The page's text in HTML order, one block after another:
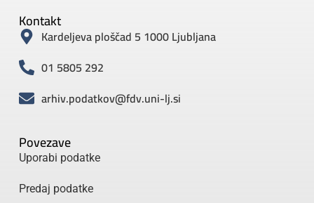
Povezave
Uporabi podatke
Predaj podatke
Kontakt
Kardeljeva ploščad 5 1000 Ljubljana
01 5805 292
arhiv.podatkov@fdv.uni-lj.si